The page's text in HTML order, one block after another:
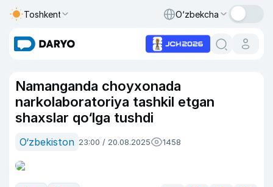
Toshkent O‘zbekcha
Namanganda choyxonada
narkolaboratoriya tashkil etgan
shaxslar qo‘lga tushdi
O‘zbekiston 23:00 / 20.08.2025 1458